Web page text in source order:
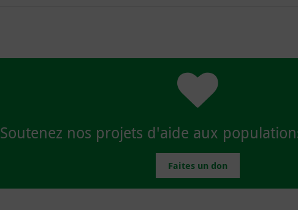
Soutenez nos projets d'aide aux
Faites un don